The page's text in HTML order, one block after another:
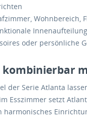
Wohnbereich,
oder persönliche
kombinierbar
der Serie Atlanta
Esszimmer setzt
harmonisches